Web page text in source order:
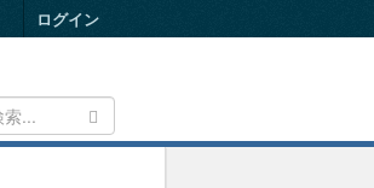
ログイン